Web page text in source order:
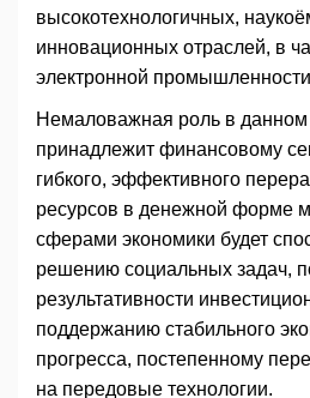
высокотехнологичных,
инновационных отраслей, в
электронной
Немаловажная роль в данном
принадлежит финансовому
гибкого, эффективного
ресурсов в денежной форме
сферами экономики будет
решению социальных задач,
результативности
поддержанию стабильного
прогресса, постепенному
на передовые технологии.